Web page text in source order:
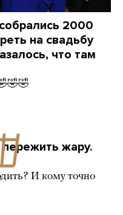
2000
на свадьбу
что там
пережить жару.
И кому точно